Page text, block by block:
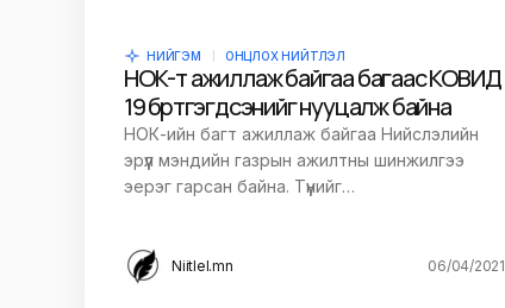
time I comment.
Илгээх
НИЙГЭМ ОНЦЛОХ НИЙТЛЭЛ
НОК-т ажиллаж байгаа багаас КОВИД
19 бүртгэгдсэнийг нууцалж байна
НОК-ийн багт ажиллаж байгаа Нийслэлийн
эрүүл мэндийн газрын ажилтны шинжилгээ
эерэг гарсан байна. Түүнийг…
Niitlel.mn 06/04/2021